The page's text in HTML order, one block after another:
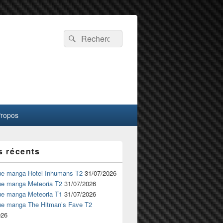
Recherche :
Rechercher
récents
manga Hotel Inhumans T2 31/07/2026
manga Meteoria T2 31/07/2026
manga Meteoria T1 31/07/2026
manga The Hitman’s Fave T2